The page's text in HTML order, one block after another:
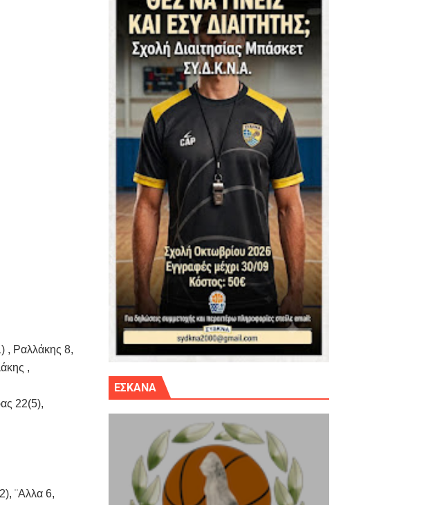
ΕΑΚ ΒΟΛΟΥ ΜΑΝΔΡΑΪΚΟΣ -ΕΘΝΙΚΟΣ ΛΑΓΥΝΩΝ
επανήλθε στην Α΄ εφήβων - Στον τελικό με Ερμή Αργ. νίκησε 72-54 το Πέρα
& ΕΡΜΗΣ ΑΡΓΥΡΟΥΠ. -ΠΕΡΑ (21.30)
Φιλία
Ρέντη
(video της αναμέτρησης)
για την κατάκτηση του τιτλου στην Ένωση
ανατροπή από το -20 77-69 την φοβερή Προοδευτική
1987
στο νέο κλ. Αγίου Δημητρίου την Κυριακή 14.6.26
Αρετσού (το video του αγώνα)
ίσια (1-1) νίκησε τον Προφήτη Ηλία 78-74 στα Καμίνια
Ραλλάκης 8,
,
22(5),
¨Αλλα 6,
ΕΣΚΑΝΑ